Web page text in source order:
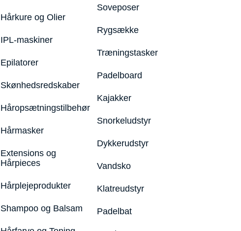
Hårkure og Olier
IPL-maskiner
Epilatorer
Skønhedsredskaber
Håropsætningstilbehør
Hårmasker
Extensions og
Hårpieces
Hårplejeprodukter
Shampoo og Balsam
Soveposer
Rygsække
Træningstasker
Padelboard
Kajakker
Snorkeludstyr
Dykkerudstyr
Vandsko
Klatreudstyr
Padelbat